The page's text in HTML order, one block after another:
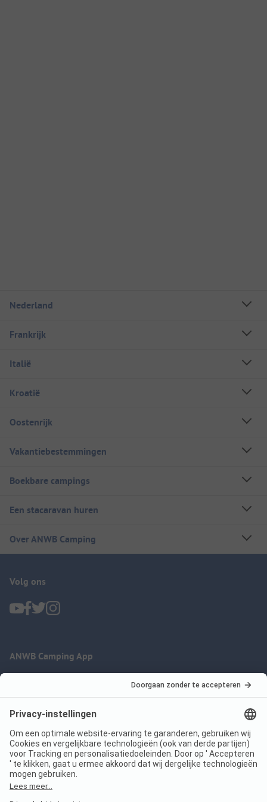
Nederland
Frankrijk
Italië
Kroatië
Oostenrijk
Vakantiebestemmingen
Boekbare campings
Een stacaravan huren
Over ANWB Camping
Volg ons
ANWB Camping App
Imprint
Jouw privacy
Voorwaarden
Wet digitale diensten